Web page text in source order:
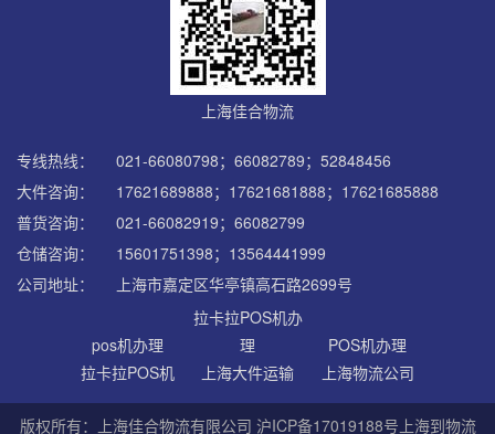
上海佳合物流
专线热线：
021-66080798；66082789；52848456
大件咨询：
17621689888；17621681888；17621685888
普货咨询：
021-66082919；66082799
仓储咨询：
15601751398；13564441999
公司地址：
上海市嘉定区华亭镇高石路2699号
pos机办理
拉卡拉POS机办
理
POS机办理
拉卡拉POS机
上海大件运输 上海物流公司
版权所有：上海佳合物流有限公司 沪ICP备17019188号 上海到物流